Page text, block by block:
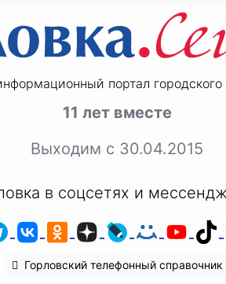
портал городского
11 лет вместе
Выходим с 30.04.2015
в соцсетях и
Telegram
ВКонтакте
Одноклассники
ДзенLiveJournal
Мой
Горловский телефонный справочник